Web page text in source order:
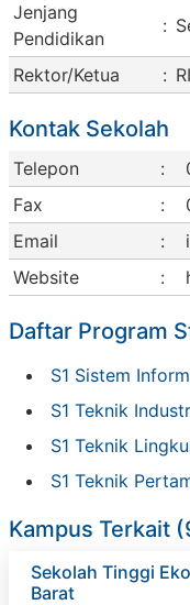
Jenjang
Pendidikan
:
Rektor/Ketua :
Kontak Sekolah
Telepon :
Fax
:
Email
:
Website
:
Daftar Program
S1 Sistem
S1 Teknik
S1 Teknik
S1 Teknik
Kampus Terkait
Sekolah Tinggi
Barat